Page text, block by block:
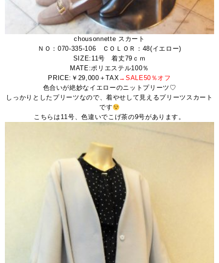
chousonnette スカート
ＮＯ：070-335-106 ＣＯＬＯＲ：48(イエロー)
SIZE:11号 着丈79ｃｍ
MATE:ポリエステル100％
PRICE:￥29,000＋TAX→SALE50％オフ
色合いが絶妙なイエローのニットプリーツ♡
しっかりとしたプリーツなので、着やせして見えるプリーツスカート
です
こちらは11号、色違いでこげ茶の9号があります。